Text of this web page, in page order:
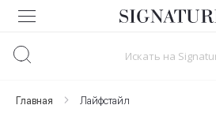
Skip
to
Главная Лайфстайл